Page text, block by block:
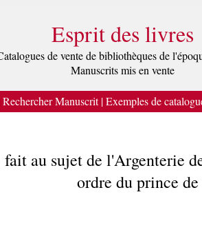
Esprit des livres
de vente de bibliothèques de
Manuscrits mis en vente
Rechercher Manuscrit|Exemples de
au sujet de l'Argenterie
ordre du prince